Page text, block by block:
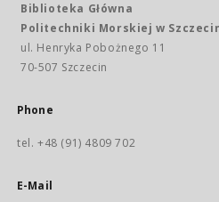
Biblioteka Główna
Politechniki Morskiej w
ul. Henryka Pobożnego 11
70-507 Szczecin
Phone
tel. +48 (91) 4809 702
E-Mail